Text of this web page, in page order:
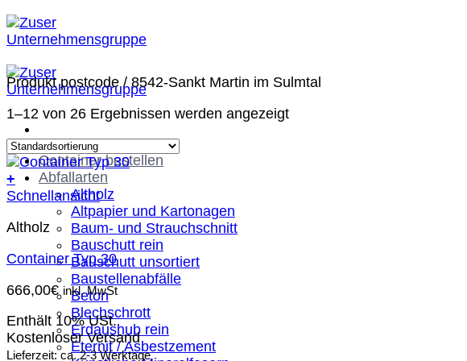
Zum
Inhalt
springen
Container bestellen
Abfallarten
Altholz
Altpapier und Kartonagen
Baum- und Strauchschnitt
Bauschutt rein
Bauschutt unsortiert
Baustellenabfälle
Beton
Blechschrott
Erdaushub rein
Eternit / Asbestzement
Produkt postcode/8542-Sankt Martin im Sulmtal
1–12 von 26 Ergebnissen werden angezeigt
+
Schnellansicht
Altholz
Container Typ 30
666,00€ inkl. MwSt
Enthält 10% USt.
Kostenloser Versand
Lieferzeit: ca. 2-3 Werktage